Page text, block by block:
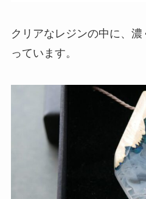
クリアなレジンの中に、
っています。